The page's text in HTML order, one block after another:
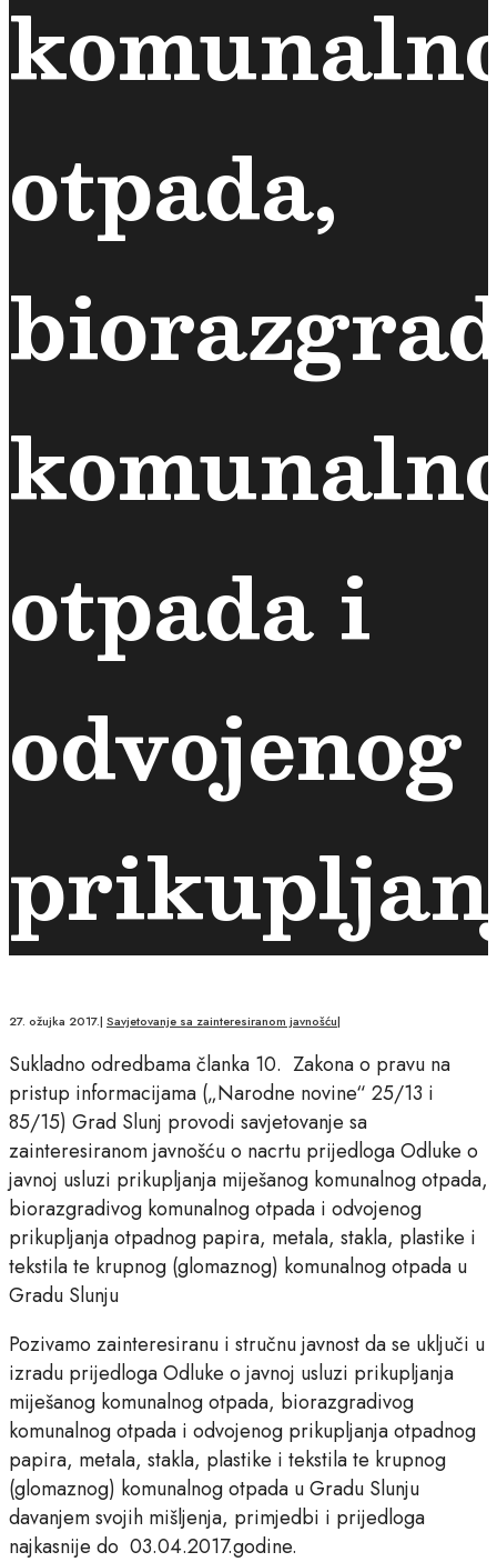
otpada,
otpada i
odvojenog
27. ožujka 2017.| Savjetovanje sa zainteresiranom javnošću|
Sukladno odredbama članka 10. Zakona o pravu na
pristup informacijama („Narodne novine“ 25/13 i
85/15) Grad Slunj provodi savjetovanje sa
zainteresiranom javnošću o nacrtu prijedloga Odluke o
javnoj usluzi prikupljanja miješanog komunalnog otpada,
biorazgradivog komunalnog otpada i odvojenog
prikupljanja otpadnog papira, metala, stakla, plastike i
tekstila te krupnog (glomaznog) komunalnog otpada u
Gradu Slunju
Pozivamo zainteresiranu i stručnu javnost da se uključi u
izradu prijedloga Odluke o javnoj usluzi prikupljanja
miješanog komunalnog otpada, biorazgradivog
komunalnog otpada i odvojenog prikupljanja otpadnog
papira, metala, stakla, plastike i tekstila te krupnog
(glomaznog) komunalnog otpada u Gradu Slunju
davanjem svojih mišljenja, primjedbi i prijedloga
najkasnije do 03.04.2017.godine.